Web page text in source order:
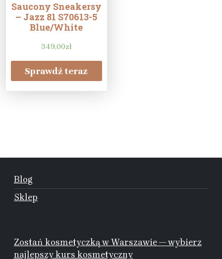
Saucony Sneakersy
– Jazz 81 S70613-5
Blue/White
349,00zł
Sprawdź teraz
Blog
Sklep
Zostań kosmetyczką w Warszawie — wybierz
najlepszy kurs kosmetyczny